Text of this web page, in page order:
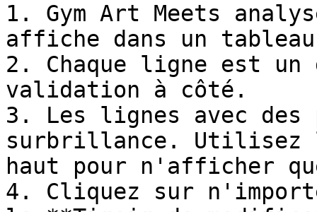
1. Gym Art Meets
affiche dans un
2. Chaque ligne est un
validation à côté.
3. Les lignes avec des
surbrillance. Utilisez
haut pour n'afficher
4. Cliquez sur